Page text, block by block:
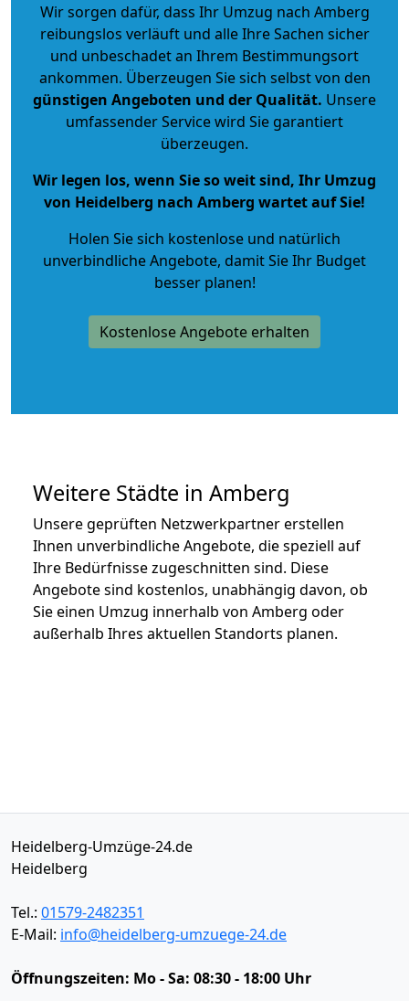
Wir sorgen dafür, dass Ihr Umzug nach Amberg
reibungslos verläuft und alle Ihre Sachen sicher
und unbeschadet an Ihrem Bestimmungsort
ankommen. Überzeugen Sie sich selbst von den
günstigen Angeboten und der Qualität. Unsere
umfassender Service wird Sie garantiert
überzeugen.
Wir legen los, wenn Sie so weit sind, Ihr Umzug
von Heidelberg nach Amberg wartet auf Sie!
Holen Sie sich kostenlose und natürlich
unverbindliche Angebote, damit Sie Ihr Budget
besser planen!
Kostenlose Angebote erhalten
Weitere Städte in Amberg
Unsere geprüften Netzwerkpartner erstellen
Ihnen unverbindliche Angebote, die speziell auf
Ihre Bedürfnisse zugeschnitten sind. Diese
Angebote sind kostenlos, unabhängig davon, ob
Sie einen Umzug innerhalb von Amberg oder
außerhalb Ihres aktuellen Standorts planen.
Heidelberg-Umzüge-24.de
Heidelberg
Tel.: 01579-2482351
E-Mail: info@heidelberg-umzuege-24.de
Öffnungszeiten: Mo - Sa: 08:30 - 18:00 Uhr